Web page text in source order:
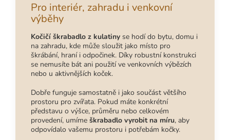
Pro interiér, zahradu i venkovní
výběhy
Kočičí škrabadlo z kulatiny se hodí do bytu, domu i
na zahradu, kde může sloužit jako místo pro
škrábání, hraní i odpočinek. Díky robustní konstrukci
se nemusíte bát ani použití ve venkovních výbězích
nebo u aktivnějších koček.
Dobře funguje samostatně i jako součást většího
prostoru pro zvířata. Pokud máte konkrétní
představu o výšce, průměru nebo celkovém
provedení, umíme škrabadlo vyrobit na míru, aby
odpovídalo vašemu prostoru i potřebám kočky.